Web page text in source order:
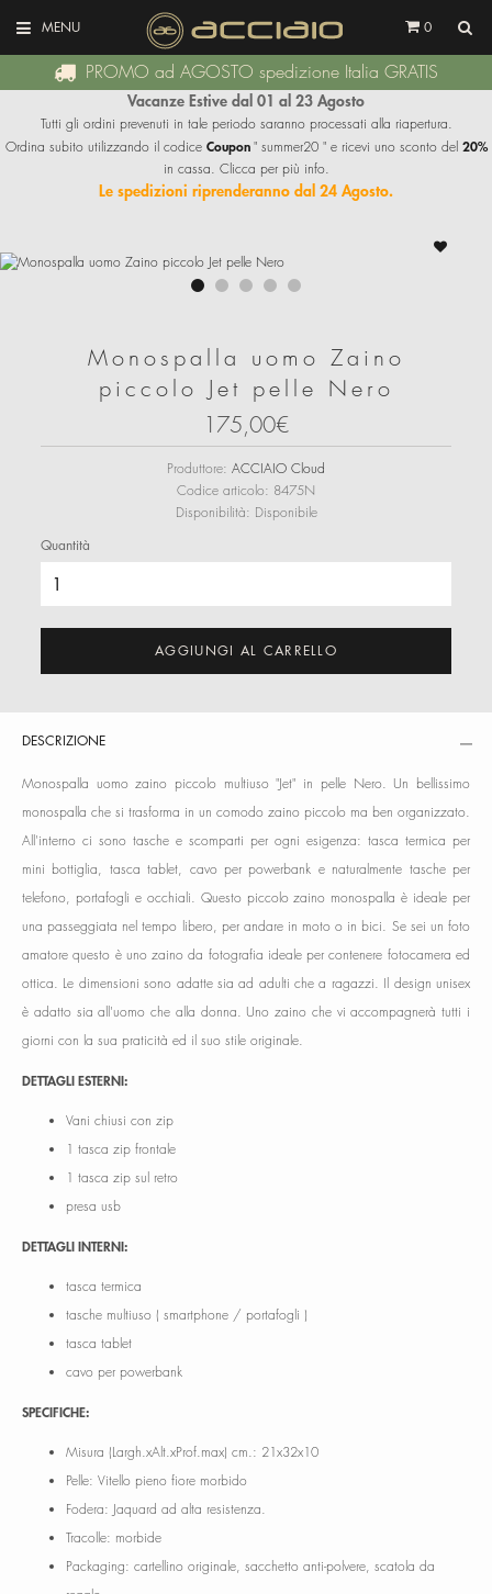
MENU 0
PROMO ad AGOSTO spedizione Italia GRATIS
Vacanze Estive dal 01 al 23 Agosto
Tutti gli ordini prevenuti in tale periodo saranno processati alla riapertura.
Ordina subito utilizzando il codice Coupon" summer20 " e ricevi uno sconto del 20%
in cassa. Clicca per più info.
Le spedizioni riprenderanno dal 24 Agosto.
Monospalla uomo Zaino
piccolo Jet pelle Nero
175,00€
Produttore: ACCIAIO Cloud
Codice articolo: 8475N
Disponibilità: Disponibile
Quantità
AGGIUNGI AL CARRELLO
DESCRIZIONE
Monospalla uomo zaino piccolo multiuso "Jet" in pelle Nero. Un bellissimo
monospalla che si trasforma in un comodo zaino piccolo ma ben organizzato.
All'interno ci sono tasche e scomparti per ogni esigenza: tasca termica per
mini bottiglia, tasca tablet, cavo per powerbank e naturalmente tasche per
telefono, portafogli e occhiali. Questo piccolo zaino monospalla è ideale per
una passeggiata nel tempo libero, per andare in moto o in bici. Se sei un foto
amatore questo è uno zaino da fotografia ideale per contenere fotocamera ed
ottica. Le dimensioni sono adatte sia ad adulti che a ragazzi. Il design unisex
è adatto sia all'uomo che alla donna. Uno zaino che vi accompagnerà tutti i
giorni con la sua praticità ed il suo stile originale.
DETTAGLI ESTERNI:
Vani chiusi con zip
1 tasca zip frontale
1 tasca zip sul retro
presa usb
DETTAGLI INTERNI:
tasca termica
tasche multiuso ( smartphone / portafogli )
tasca tablet
cavo per powerbank
SPECIFICHE:
Misura (Largh.xAlt.xProf.max) cm.: 21x32x10
Pelle: Vitello pieno fiore morbido
Fodera: Jaquard ad alta resistenza.
Tracolle: morbide
Packaging: cartellino originale, sacchetto anti-polvere, scatola da